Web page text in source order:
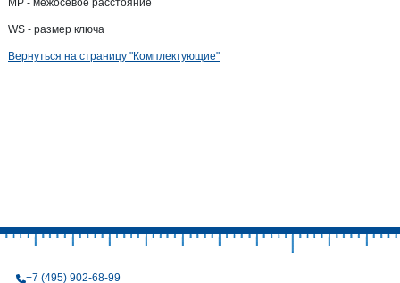
МР - межосевое расстояние
WS - размер ключа
Вернуться на страницу "Комплектующие"
+7 (495) 902-68-99